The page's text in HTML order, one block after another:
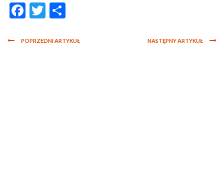
Facebook
Twitter
POPRZEDNI ARTYKUŁ NASTĘPNY ARTYKUŁ